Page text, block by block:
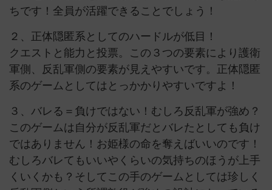
ちです！全員が活躍できることでしょう！
２、正体隠匿系としてのハードルが低目！
クエストと能力と投票。この３つの要素により護衛
軍側、反乱軍側の要素が見えやすいです。正体隠匿
系のゲームとしてはとっかかりやすいですよ！
３、バレる＝負けではない！むしろ反乱軍が強め？
このゲームは自分が反乱軍だとバレたとしても負け
ではありません！お姫様の命を奪えばいいのです！
むしろバレてもいいやくらいの気持ちのほうが上手
くいくかも？そしてこの手のゲームとしては珍しく